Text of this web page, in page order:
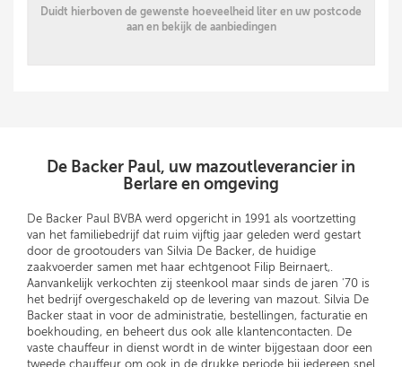
Duidt hierboven de gewenste hoeveelheid liter en uw postcode
aan en bekijk de aanbiedingen
De Backer Paul, uw mazoutleverancier in
Berlare en omgeving
De Backer Paul BVBA werd opgericht in 1991 als voortzetting
van het familiebedrijf dat ruim vijftig jaar geleden werd gestart
door de grootouders van Silvia De Backer, de huidige
zaakvoerder samen met haar echtgenoot Filip Beirnaert,.
Aanvankelijk verkochten zij steenkool maar sinds de jaren '70 is
het bedrijf overgeschakeld op de levering van mazout. Silvia De
Backer staat in voor de administratie, bestellingen, facturatie en
boekhouding, en beheert dus ook alle klantencontacten. De
vaste chauffeur in dienst wordt in de winter bijgestaan door een
tweede chauffeur om ook in de drukke periode bij iedereen snel